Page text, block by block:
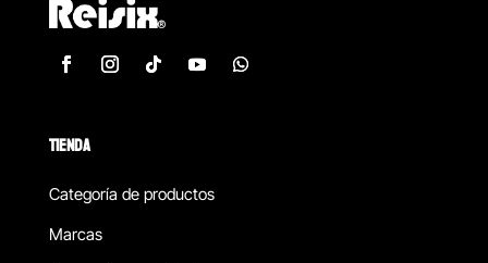
TIENDA
Categoría de productos
Marcas